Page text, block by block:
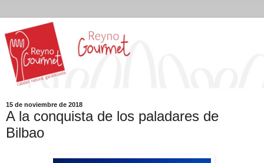
15 de noviembre de 2018
A la conquista de los paladares de
Bilbao